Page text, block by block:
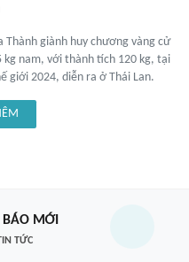
Thành giành huy chương vàng cử
kg nam, với thành tích 120 kg, tại
giới 2024, diễn ra ở Thái Lan.
MỚI
TỨC